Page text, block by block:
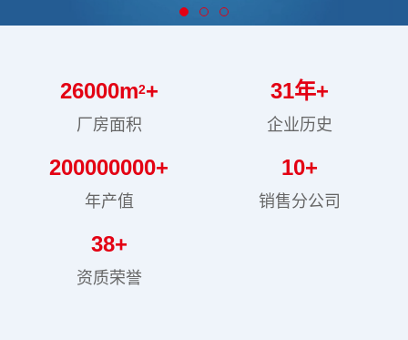
26000m2+
厂房面积
31年+
企业历史
200000000+
年产值
10+
销售分公司
38+
资质荣誉